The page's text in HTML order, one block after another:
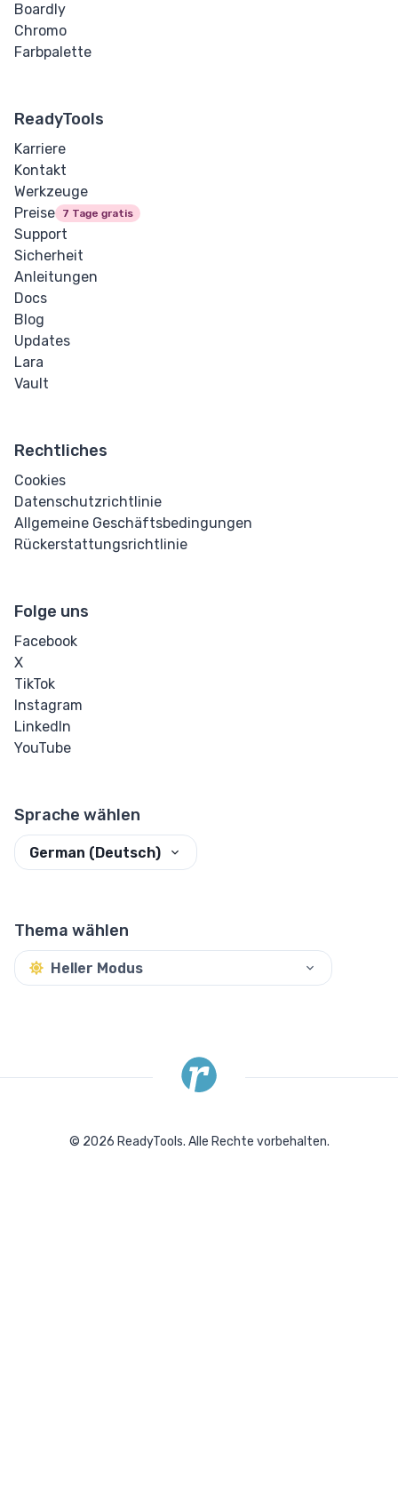
Boardly
Chromo
Farbpalette
ReadyTools
Karriere
Kontakt
Werkzeuge
Preise
7 Tage gratis
Support
Sicherheit
Anleitungen
Docs
Blog
Updates
Lara
Vault
Rechtliches
Cookies
Datenschutzrichtlinie
Allgemeine Geschäftsbedingungen
Rückerstattungsrichtlinie
Folge uns
Facebook
X
TikTok
Instagram
LinkedIn
YouTube
Sprache wählen
German (Deutsch)
Thema wählen
Heller Modus
© 2026 ReadyTools. Alle Rechte vorbehalten.